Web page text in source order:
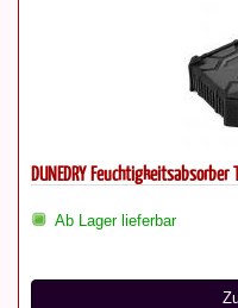
DUNEDRY Feuchtigkeitsabsorber
Ab Lager lieferbar